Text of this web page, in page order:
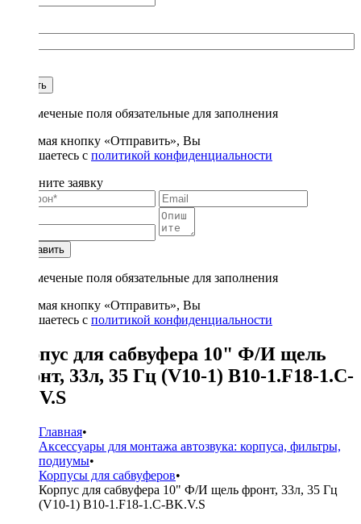
Купить
* - отмеченые поля обязательные для заполнения
Нажимая кнопку «Отправить», Вы
соглашаетесь с политикой конфиденциальности
Заполните заявку
Отправить
* - отмеченые поля обязательные для заполнения
Нажимая кнопку «Отправить», Вы
соглашаетесь с политикой конфиденциальности
Корпус для сабвуфера 10" Ф/И щель
фронт, 33л, 35 Гц (V10-1) B10-1.F18-1.C-
BK.V.S
Главная•
Аксессуары для монтажа автозвука: корпуса, фильтры,
подиумы•
Корпусы для сабвуферов•
Корпус для сабвуфера 10" Ф/И щель фронт, 33л, 35 Гц
(V10-1) B10-1.F18-1.C-BK.V.S